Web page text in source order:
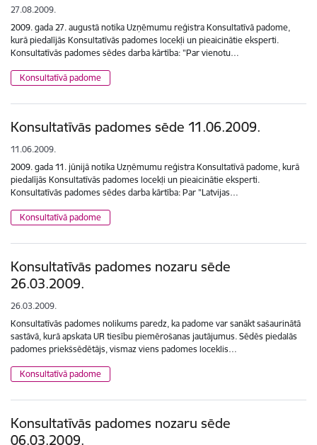
27.08.2009.
2009. gada 27. augustā notika Uzņēmumu reģistra Konsultatīvā padome,
kurā piedalījās Konsultatīvās padomes locekļi un pieaicinātie eksperti.
Konsultatīvās padomes sēdes darba kārtība: "Par vienotu…
Konsultatīvā padome
Konsultatīvās padomes sēde 11.06.2009.
11.06.2009.
2009. gada 11. jūnijā notika Uzņēmumu reģistra Konsultatīvā padome, kurā
piedalījās Konsultatīvās padomes locekļi un pieaicinātie eksperti.
Konsultatīvās padomes sēdes darba kārtība: Par "Latvijas…
Konsultatīvā padome
Konsultatīvās padomes nozaru sēde
26.03.2009.
26.03.2009.
Konsultatīvās padomes nolikums paredz, ka padome var sanākt sašaurinātā
sastāvā, kurā apskata UR tiesību piemērošanas jautājumus. Sēdēs piedalās
padomes priekšsēdētājs, vismaz viens padomes loceklis…
Konsultatīvā padome
Konsultatīvās padomes nozaru sēde
06.03.2009.